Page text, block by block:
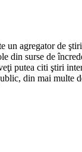
un agregator de
din surse de
putea citi ştiri
din mai multe